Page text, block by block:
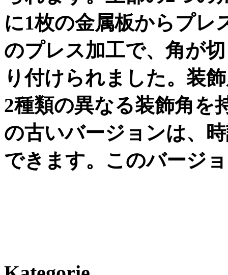
に1枚の金属板からプレ
のプレス加工で、角が
り付けられました。装
2種類の異なる装飾角を
の古いバージョンは、
できます。このバージ